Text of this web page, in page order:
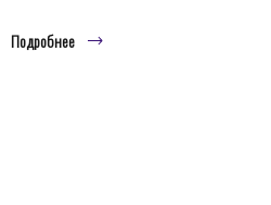
Подробнее